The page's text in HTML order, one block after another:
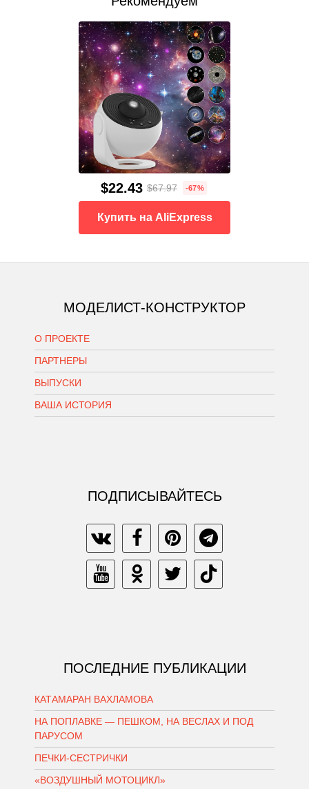
$22.43 $67.97 -67%
Купить на AliExpress
МОДЕЛИСТ-КОНСТРУКТОР
О ПРОЕКТЕ
ПАРТНЕРЫ
ВЫПУСКИ
ВАША ИСТОРИЯ
ПОДПИСЫВАЙТЕСЬ
ПОСЛЕДНИЕ ПУБЛИКАЦИИ
КАТАМАРАН ВАХЛАМОВА
НА ПОПЛАВКЕ — ПЕШКОМ, НА ВЕСЛАХ И ПОД
ПАРУСОМ
ПЕЧКИ-СЕСТРИЧКИ
«ВОЗДУШНЫЙ МОТОЦИКЛ»